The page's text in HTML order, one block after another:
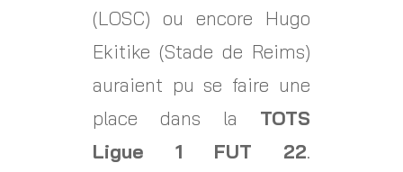
(LOSC) ou encore Hugo
Ekitike (Stade de Reims)
auraient pu se faire une
place dans la TOTS
Ligue 1 FUT 22.